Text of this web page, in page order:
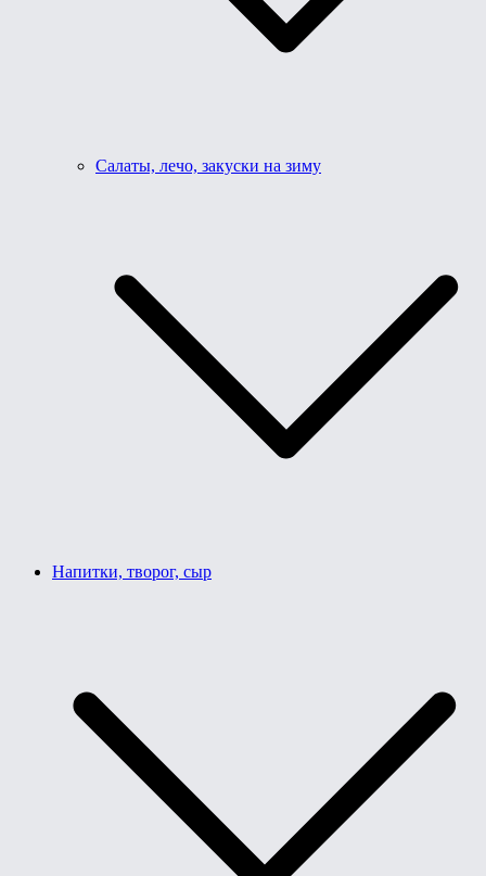
Салаты, лечо, закуски на зиму
Напитки, творог, сыр